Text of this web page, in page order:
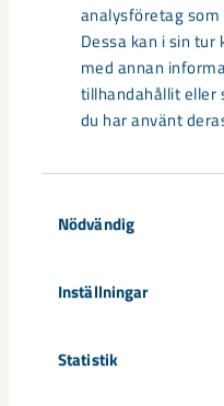
analysföretag
Dessa kan i sin
med annan
tillhandahållit eller
du har använt
Nödvändig
Inställningar
Statistik
lastmaskiner står sig
fjärrstyrda maskiner
osv. Ett av flera mål är att
som står på fordonet, ska
samma system och i
vi oss en ny
Dela
Taggar